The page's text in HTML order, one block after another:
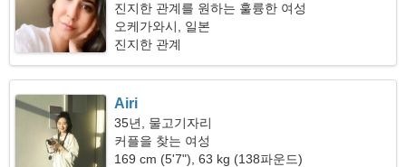
진지한 관계를 원하는 훌륭한 여성
오케가와시, 일본
진지한 관계
Airi
35년, 물고기자리
커플을 찾는 여성
169 cm (5'7"), 63 kg (138파운드)